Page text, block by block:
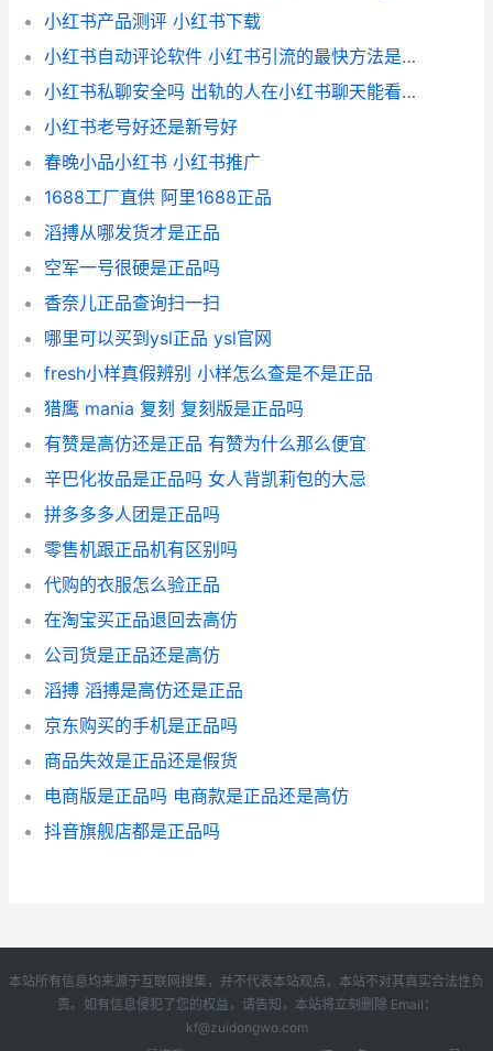
小红书产品测评 小红书下载
小红书自动评论软件 小红书引流的最快方法是什么
小红书私聊安全吗 出轨的人在小红书聊天能看到吗
小红书老号好还是新号好
春晚小品小红书 小红书推广
1688工厂直供 阿里1688正品
滔搏从哪发货才是正品
空军一号很硬是正品吗
香奈儿正品查询扫一扫
哪里可以买到ysl正品 ysl官网
fresh小样真假辨别 小样怎么查是不是正品
猎鹰 mania 复刻 复刻版是正品吗
有赞是高仿还是正品 有赞为什么那么便宜
辛巴化妆品是正品吗 女人背凯莉包的大忌
拼多多多人团是正品吗
零售机跟正品机有区别吗
代购的衣服怎么验正品
在淘宝买正品退回去高仿
公司货是正品还是高仿
滔搏 滔搏是高仿还是正品
京东购买的手机是正品吗
商品失效是正品还是假货
电商版是正品吗 电商款是正品还是高仿
抖音旗舰店都是正品吗
本站所有信息均来源于互联网搜集，并不代表本站观点，本站不对其真实合法性负
责。如有信息侵犯了您的权益，请告知，本站将立刻删除 Email：
kf@zuidongwo.com